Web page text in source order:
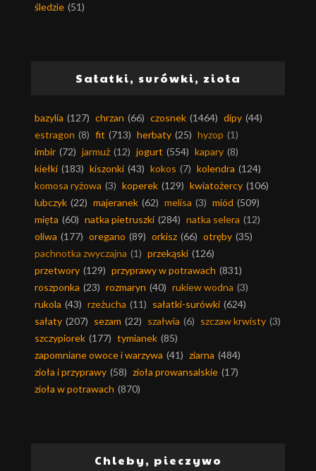
śledzie (51)
Sałatki, surówki, zioła
bazylia (127) chrzan (66) czosnek (1464) dipy (44)
estragon (8) fit (713) herbaty (25) hyzop (1)
imbir (72) jarmuż (12) jogurt (554) kapary (8)
kiełki (183) kiszonki (43) kokos (7) kolendra (124)
komosa ryżowa (3) koperek (129) kwiatożercy (106)
lubczyk (22) majeranek (62) melisa (3) miód (509)
mięta (60) natka pietruszki (284) natka selera (12)
oliwa (177) oregano (89) orkisz (66) otręby (35)
pachnotka zwyczajna (1) przekąski (126)
przetwory (129) przyprawy w potrawach (831)
roszponka (23) rozmaryn (40) rukiew wodna (3)
rukola (43) rzeżucha (11) sałatki-surówki (624)
sałaty (207) sezam (22) szałwia (6) szczaw krwisty (3)
szczypiorek (177) tymianek (85)
zapomniane owoce i warzywa (41) ziarna (484)
zioła i przyprawy (58) zioła prowansalskie (17)
zioła w potrawach (870)
Chleby, pieczywo